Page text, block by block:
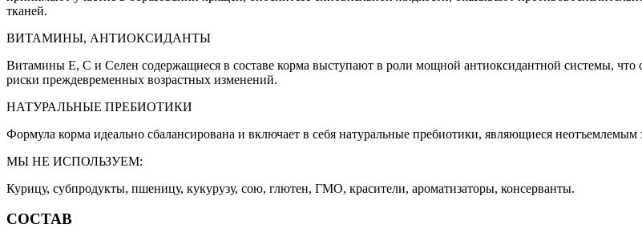
тканей.
ВИТАМИНЫ, АНТИОКСИДАНТЫ
Витамины Е, С и Селен содержащиеся в составе корма выступают в роли мощной антиоксидантной системы, что
риски преждевременных возрастных изменений.
НАТУРАЛЬНЫЕ ПРЕБИОТИКИ
Формула корма идеально сбалансирована и включает в себя натуральные пребиотики, являющиеся
МЫ НЕ ИСПОЛЬЗУЕМ:
Курицу, субпродукты, пшеницу, кукурузу, сою, глютен, ГМО, красители, ароматизаторы, консерванты.
СОСТАВ